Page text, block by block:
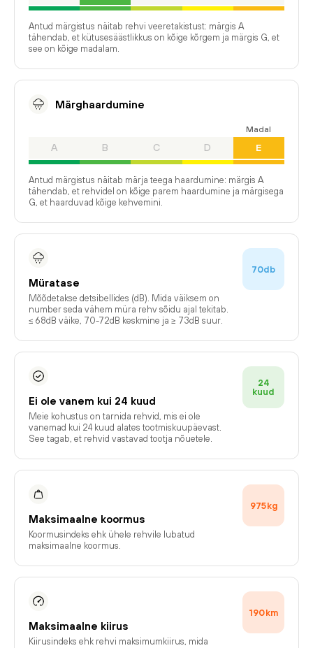
Antud märgistus näitab rehvi veeretakistust: märgis A
tähendab, et kütusesäästlikkus on kõige kõrgem ja märgis G, et
see on kõige madalam.
Märghaardumine
A B C D
Madal
E
Antud märgistus näitab märja teega haardumine: märgis A
tähendab, et rehvidel on kõige parem haardumine ja märgisega
G, et haarduvad kõige kehvemini.
Müratase
Mõõdetakse detsibellides (dB). Mida väiksem on
number seda vähem müra rehv sõidu ajal tekitab.
≤ 68dB väike, 70-72dB keskmine ja ≥ 73dB suur.
70db
Ei ole vanem kui 24 kuud
Meie kohustus on tarnida rehvid, mis ei ole
vanemad kui 24 kuud alates tootmiskuupäevast.
See tagab, et rehvid vastavad tootja nõuetele.
24
kuud
Maksimaalne koormus
Koormusindeks ehk ühele rehvile lubatud
maksimaalne koormus.
975kg
Maksimaalne kiirus
Kiirusindeks ehk rehvi maksimumkiirus, mida
190km